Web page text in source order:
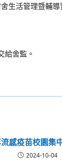
生活管理暨輔導
給舍監。
感疫苗校園集
2024-10-04